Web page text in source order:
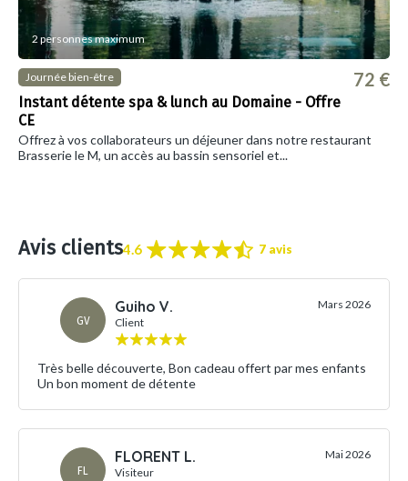
2 personnes maximum
Journée bien-être
Instant détente spa & lunch au Domaine - Offre
CE
72 €
Offrez à vos collaborateurs un déjeuner dans notre restaurant
Brasserie le M, un accès au bassin sensoriel et...
Avis clients4.6 7 avis
GV
Guiho V.
Client
Mars 2026
Très belle découverte, Bon cadeau offert par mes enfants
Un bon moment de détente
FL
FLORENT L.
Visiteur
Mai 2026